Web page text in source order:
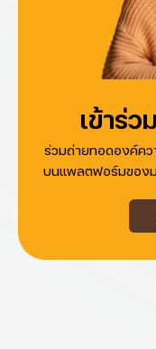
เข้าร่
ร่วมถ่ายทอดองค์คว
บนแพลตฟอร์มของม